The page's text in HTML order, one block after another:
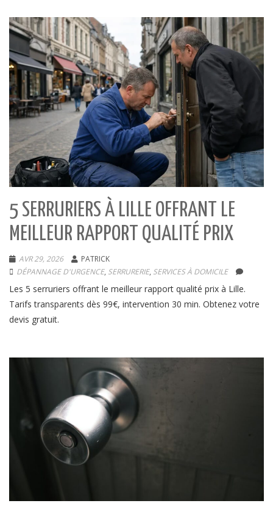
5 SERRURIERS À LILLE OFFRANT LE
MEILLEUR RAPPORT QUALITÉ PRIX
AVR 29, 2026
PATRICK
DÉPANNAGE D'URGENCE, SERRURERIE, SERVICES À DOMICILE
Les 5 serruriers offrant le meilleur rapport qualité prix à Lille.
Tarifs transparents dès 99€, intervention 30 min. Obtenez votre
devis gratuit.